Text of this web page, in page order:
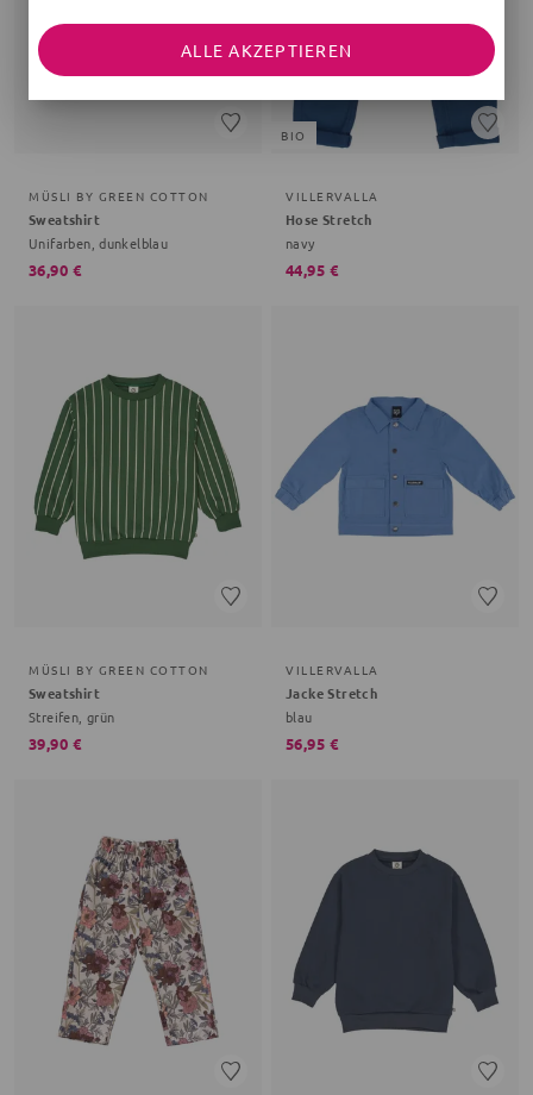
MÜSLI BY GREEN COTTON
Sweatshirt
Unifarben, dunkelblau
36,90 €
BIO
VILLERVALLA
Hose Stretch
navy
44,95 €
MÜSLI BY GREEN COTTON
Sweatshirt
Streifen, grün
39,90 €
VILLERVALLA
Jacke Stretch
blau
56,95 €
ALLE AKZEPTIEREN